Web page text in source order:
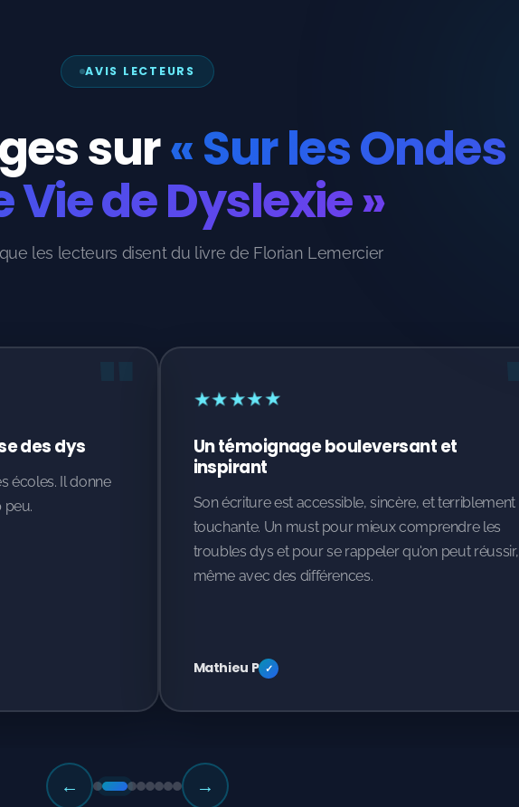
AVIS LECTEURS
sur« Sur les Ondes
Vie de Dyslexie »
les lecteurs disent du livre de Florian Lemercier
des dys
écoles. Il donne
peu.
★★★★★
Un témoignage bouleversant et
inspirant
Son écriture est accessible, sincère, et terriblement
touchante. Un must pour mieux comprendre les
troubles dys et pour se rappeler qu'on peut réussir,
même avec des différences.
Mathieu P ✓
← →